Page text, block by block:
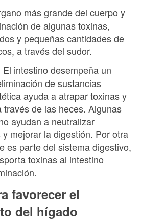
más grande del cuerpo y
de algunas toxinas,
y pequeñas cantidades de
a través del sudor.
El intestino desempeña un
de sustancias
ayuda a atrapar toxinas y
de las heces. Algunas
ayudan a neutralizar
mejorar la digestión. Por otra
es parte del sistema digestivo,
toxinas al intestino
favorecer el
del hígado